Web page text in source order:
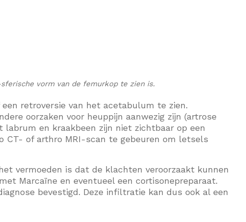
vorm van de femurkop te zien is.
retroversie van het acetabulum te zien.
oorzaken voor heuppijn aanwezig zijn (artrose
labrum en kraakbeen zijn niet zichtbaar op een
CT- of arthro MRI-scan te gebeuren om letsels
vermoeden is dat de klachten veroorzaakt kunnen
Marcaïne en eventueel een cortisonepreparaat.
bevestigd. Deze infiltratie kan dus ook al een